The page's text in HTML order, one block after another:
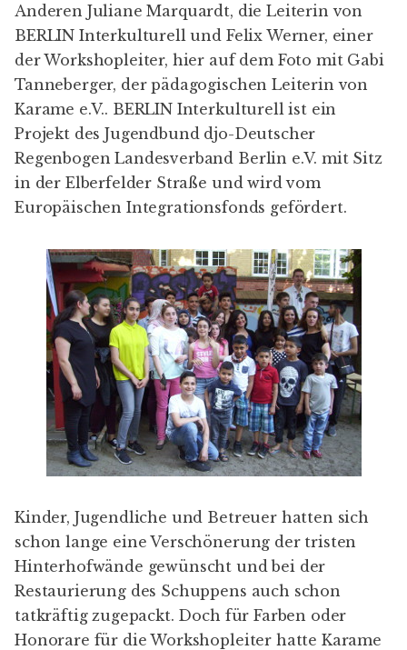
Anderen Juliane Marquardt, die Leiterin von
BERLIN Interkulturell und Felix Werner, einer
der Workshopleiter, hier auf dem Foto mit Gabi
Tanneberger, der pädagogischen Leiterin von
Karame e.V.. BERLIN Interkulturell ist ein
Projekt desJugendbund djo-Deutscher
Regenbogen Landesverband Berlin e.V. mit Sitz
in der Elberfelder Straße und wird vom
Europäischen Integrationsfonds gefördert.
Kinder, Jugendliche und Betreuer hatten sich
schon lange eine Verschönerung der tristen
Hinterhofwände gewünscht und bei der
Restaurierung des Schuppens auch schon
tatkräftig zugepackt. Doch für Farben oder
Honorare für die Workshopleiter hatte Karame